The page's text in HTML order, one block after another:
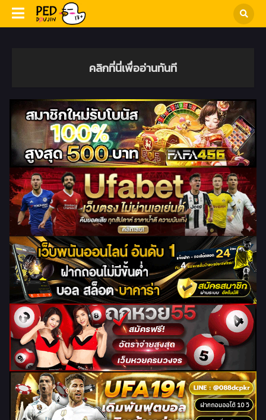
คลิกที่นี่เพื่ออ่านทันที